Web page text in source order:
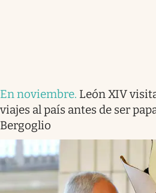
En noviembre. León XIV
viajes al país antes de ser
Bergoglio